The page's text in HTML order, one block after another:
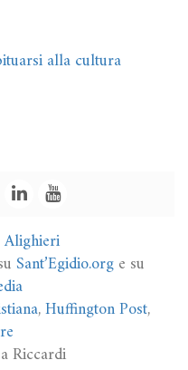
alla cultura
Alighieri
Sant’Egidio.orge su
,Huffington Post,
Riccardi